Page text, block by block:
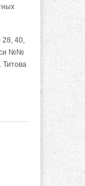
40,
№№
Титова